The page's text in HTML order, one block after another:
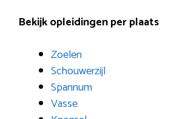
Bekijk opleidingen per plaats
Zoelen
Schouwerzijl
Spannum
Vasse